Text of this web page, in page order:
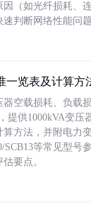
（如光纤损耗、
判断网络性能问题
一览表及计算方
空载损耗、负载
提供1000kVA变压
方法，并附电力
SCB13等常见型号
要点。